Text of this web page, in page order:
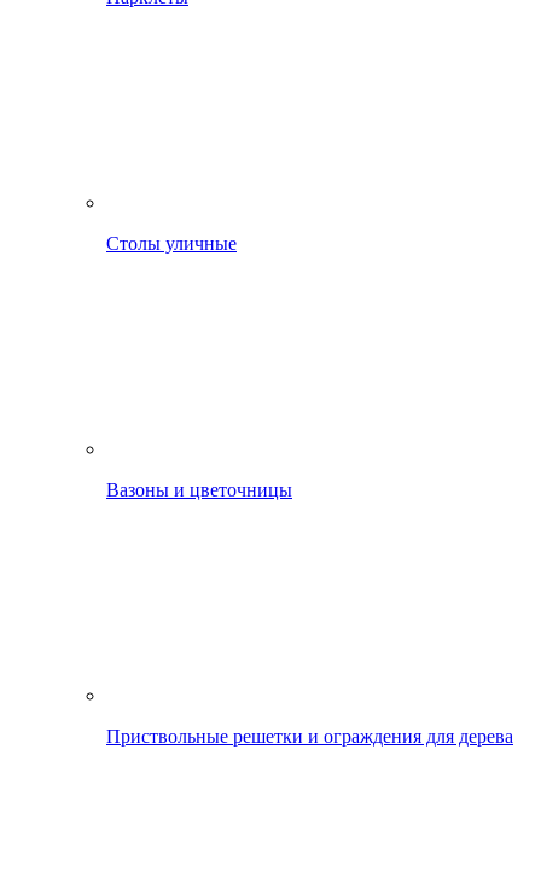
Столы уличные
Вазоны и цветочницы
Приствольные решетки и ограждения для дерева